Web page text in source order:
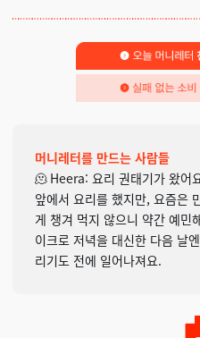
머니레터를 만드는 사람들
🫠 Heera: 요리 권태기가 왔어
앞에서 요리를 했지만, 요즘은
게 챙겨 먹지 않으니 약간 예민
이크로 저녁을 대신한 다음 날
리기도 전에 일어나져요.